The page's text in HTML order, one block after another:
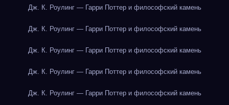
Дж. К. Роулинг — Гарри Поттер и философский камень
Дж. К. Роулинг — Гарри Поттер и философский камень
Дж. К. Роулинг — Гарри Поттер и философский камень
Дж. К. Роулинг — Гарри Поттер и философский камень
Дж. К. Роулинг — Гарри Поттер и философский камень